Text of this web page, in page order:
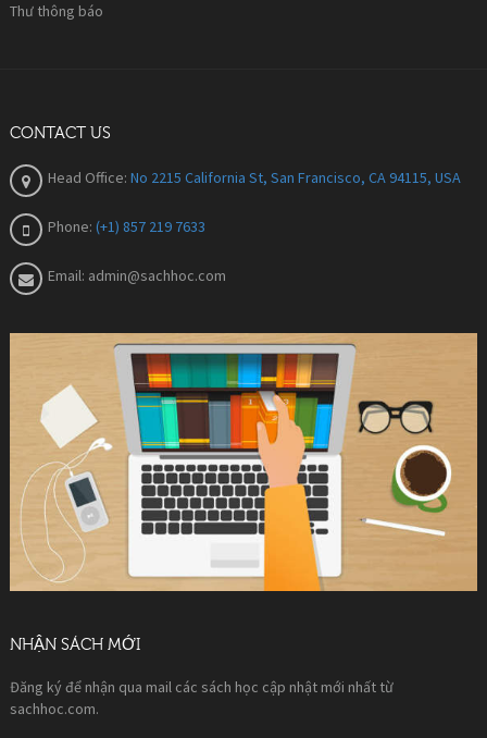
Thư thông báo
CONTACT US
Head Office: No 2215 California St, San Francisco, CA 94115, USA
Phone: (+1) 857 219 7633
Email: admin@sachhoc.com
NHẬN SÁCH MỚI
Đăng ký để nhận qua mail các sách học cập nhật mới nhất từ
sachhoc.com.